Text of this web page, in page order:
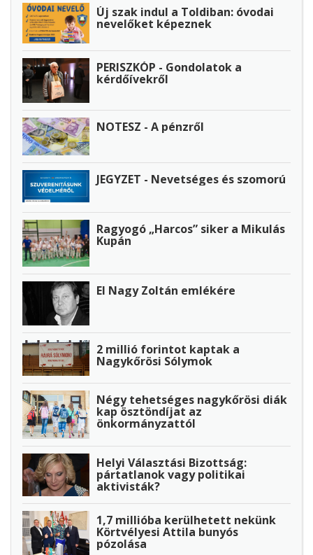
Új szak indul a Toldiban: óvodai
nevelőket képeznek
PERISZKÓP - Gondolatok a
kérdőívekről
NOTESZ - A pénzről
JEGYZET - Nevetséges és szomorú
Ragyogó „Harcos” siker a Mikulás
Kupán
El Nagy Zoltán emlékére
2 millió forintot kaptak a
Nagykőrösi Sólymok
Négy tehetséges nagykőrösi diák
kap ösztöndíjat az
önkormányzattól
Helyi Választási Bizottság:
pártatlanok vagy politikai
aktivisták?
1,7 millióba kerülhetett nekünk
Körtvélyesi Attila bunyós
pózolása